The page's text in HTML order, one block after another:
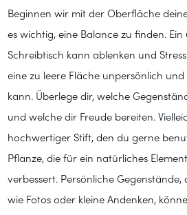
Beginnen wir mit der Oberfläche
es wichtig, eine Balance zu finden.
Schreibtisch kann ablenken und
eine zu leere Fläche unpersönlich
kann. Überlege dir, welche
und welche dir Freude bereiten.
hochwertiger Stift, den du gerne
Pflanze, die für ein natürliches
verbessert. Persönliche Gegenstände,
wie Fotos oder kleine Andenken,